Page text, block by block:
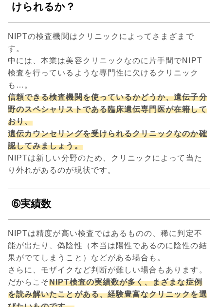
けられるか？
NIPTの検査機関はクリニックによってさまざまで
す。
中には、本業は美容クリニックなのに片手間でNIPT
検査を行っているような専門性に欠けるクリニック
も…。
信頼できる検査機関を使っているかどうか、遺伝子分
野のスペシャリストである臨床遺伝専門医が在籍して
おり、
遺伝カウンセリングを受けられるクリニックなのか確
認してみましょう。
NIPTは新しい分野のため、クリニックによって当た
り外れがあるのが現状です。
➅実績数
NIPTは精度が高い検査ではあるものの、稀に判定不
能が出たり、偽陰性（本当は陽性であるのに陰性の結
果がでてしまうこと）などがある場合も。
さらに、モザイクなど判断が難しい場合もあります。
だからこそNIPT検査の実績数が多く、まざまな症例
を読み解いたことがある、経験豊富なクリニックを選